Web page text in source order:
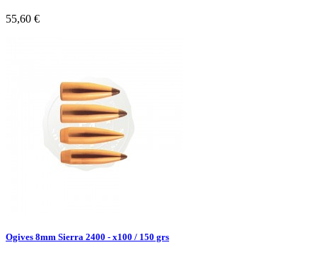
55,60 €
Ogives 8mm Sierra 2400 - x100 / 150 grs